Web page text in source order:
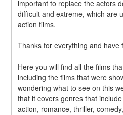
important to replace the actors
difficult and extreme, which are
action films.
Thanks for everything and have
Here you will find all the films
including the films that were
wondering what to see on this
that it covers genres that
action, romance, thriller,